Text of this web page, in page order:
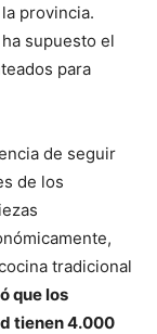
provincia.
supuesto el
para
de seguir
de los
tradicional
que los
tienen 4.000